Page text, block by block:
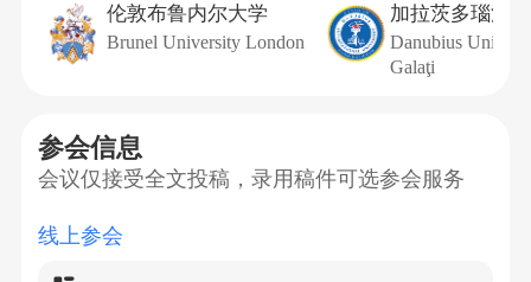
伦敦布鲁内尔大学
Brunel University London
加拉茨多瑙河
Danubius
Galaţi
参会信息
会议仅接受全文投稿，录用稿件可选参会服务
线上参会